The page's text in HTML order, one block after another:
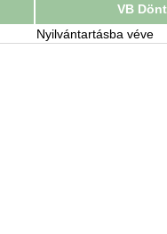
VB
Nyilvántartásba véve